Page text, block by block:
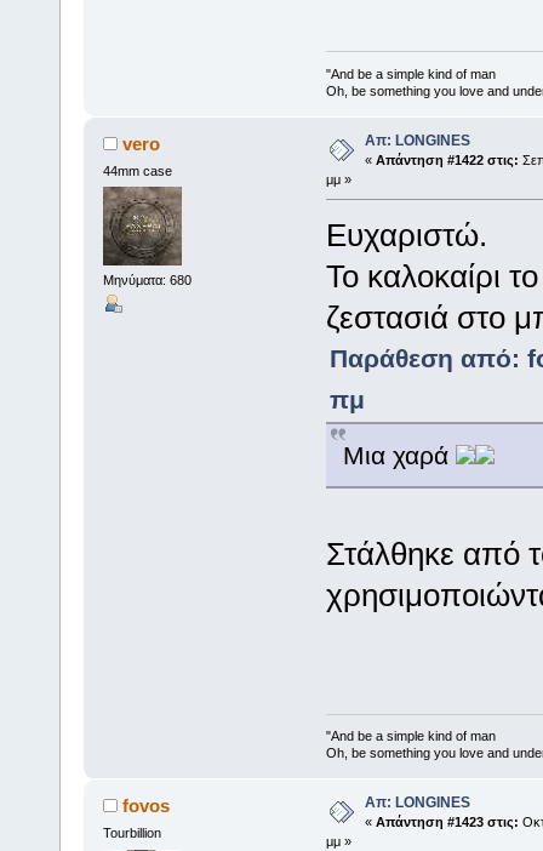
"And be a simple kind of man
Oh, be something you love and
vero
44mm case
Μηνύματα: 680
Απ: LONGINES
« Απάντηση #1422 στις:
μμ »
Ευχαριστώ.
Το καλοκαίρι
ζεστασιά στο
Παράθεση από:
πμ
Mια χαρά
Στάλθηκε από
"And be a simple kind of man
Oh, be something you love and
fovos
Tourbillion
Απ: LONGINES
« Απάντηση #1423 στις:
μμ »